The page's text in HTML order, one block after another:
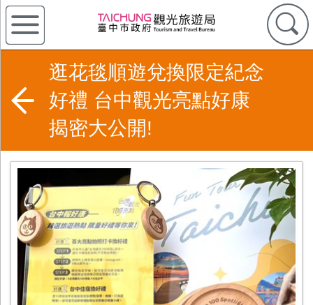
逛花毯順遊兌換限定紀念
好禮 台中觀光亮點好康
揭密大公開!